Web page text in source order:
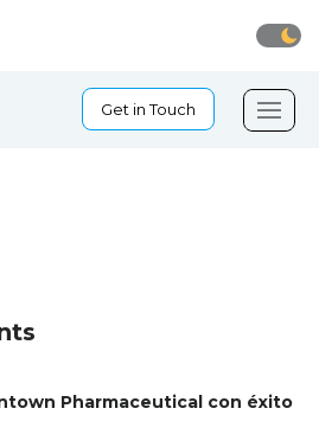
Get in Touch
Pharmaceutical con éxito